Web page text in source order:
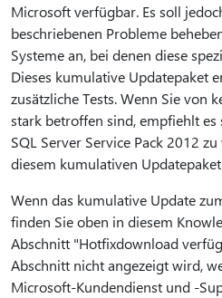
Microsoft verfügbar. Es soll
beschriebenen Probleme
Systeme an, bei denen diese
Dieses kumulative Updatepaket
zusätzliche Tests. Wenn Sie von
stark betroffen sind, empfiehlt es
SQL Server Service Pack 2012
diesem kumulativen
Wenn das kumulative Update
finden Sie oben in diesem
Abschnitt "Hotfixdownload
Abschnitt nicht angezeigt wird,
Microsoft-Kundendienst und -